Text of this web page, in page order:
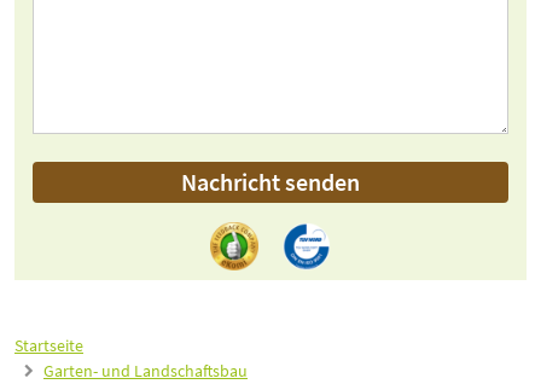
Startseite
Garten- und Landschaftsbau
Nachricht senden